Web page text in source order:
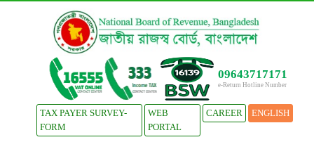
09643717171
e-Return Hotline Number
TAX PAYER SURVEY-
FORM
WEB
PORTAL
CAREER ENGLISH